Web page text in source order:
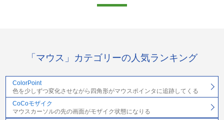
「マウス」カテゴリーの人気ランキング
ColorPoint
色を少しずつ変化させながら四角形がマウスポインタに追跡してくる
CoCoモザイク
マウスカーソルの先の画面がモザイク状態になりる